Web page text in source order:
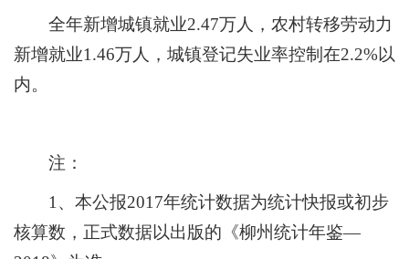
全年新增城镇就业2.47万人，农村转移劳动力
新增就业1 .46万人，城镇登记失业率控制在2.2%以
内。
注：
1、本公报201 7年统计数据为统计快报或初步
核算数，正式数据以出版的《柳州统计年鉴—